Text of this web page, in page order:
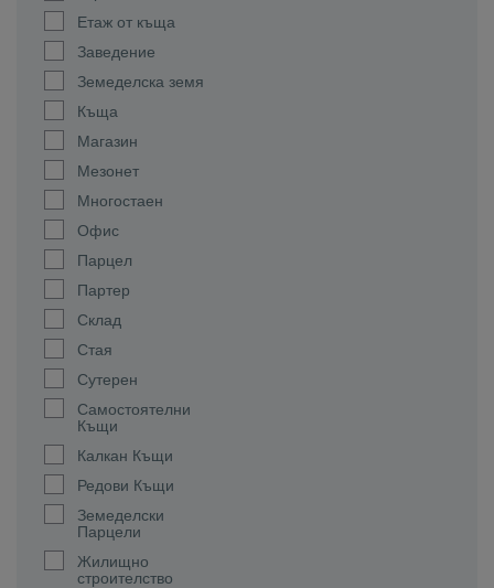
Етаж от къща
Заведение
Земеделска земя
Къща
Магазин
Мезонет
Многостаен
Офис
Парцел
Партер
Склад
Стая
Сутерен
Самостоятелни
Къщи
Калкан Къщи
Редови Къщи
Земеделски
Парцели
Жилищно
строителство